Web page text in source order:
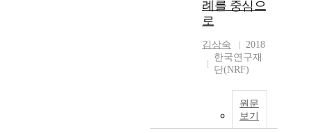
례를 중심으
로
김상숙
2018
한국연구재
단(NRF)
원문
보기